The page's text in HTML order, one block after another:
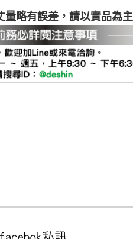
量略有誤差，請以實品為主